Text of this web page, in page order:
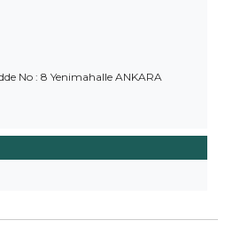
No : 8 Yenimahalle ANKARA